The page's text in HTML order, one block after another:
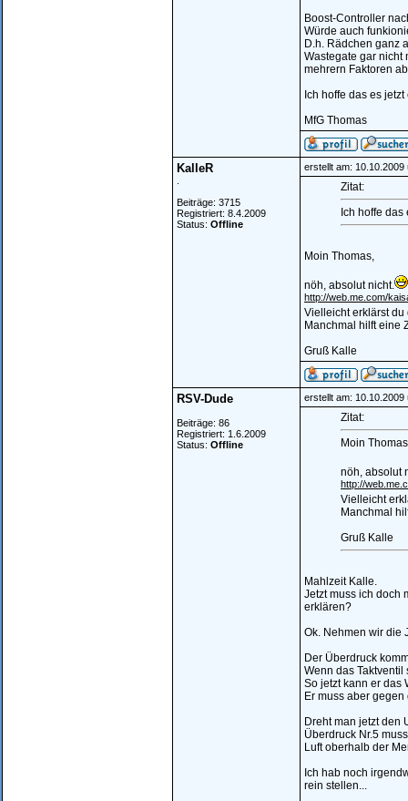
Boost-Controller
Würde auch
D.h. Rädchen ganz
Wastegate gar nicht
mehrern Faktoren
Ich hoffe das es
MfG Thomas
KalleR
Beiträge: 3715
Registriert: 8.4.2009
Status: Offline
erstellt am: 10.10.2009
Zitat:
Ich hoffe
Moin Thomas,
nöh, absolut nicht.
http://web.me.com/
Vielleicht erklärst
Manchmal hilft eine
Gruß Kalle
RSV-Dude
Beiträge: 86
Registriert: 1.6.2009
Status: Offline
erstellt am: 10.10.2009
Zitat:
Moin
nöh, absolut
http://
Vielleicht
Manchmal
Gruß Kalle
Mahlzeit Kalle.
Jetzt muss ich doch
erklären?
Ok. Nehmen wir die
Der Überdruck
Wenn das Taktventil
So jetzt kann er das
Er muss aber
Dreht man jetzt den
Überdruck Nr.5
Luft oberhalb der
Ich hab noch
rein stellen...